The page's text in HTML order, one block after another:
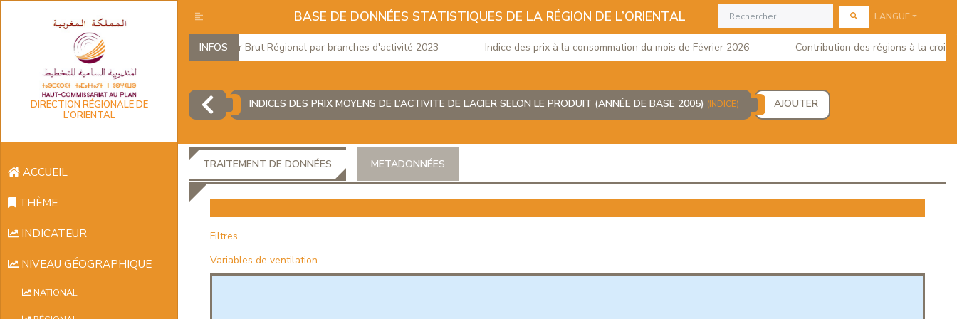
DIRECTION RÉGIONALE DE
L’ORIENTAL
ACCUEIL
THÈME
INDICATEUR
NIVEAU GÉOGRAPHIQUE
NATIONAL
BASE DE DONNÉES STATISTIQUES DE LA RÉGION DE L’ORIENTAL LANGUE
INFOS
Produit Intérieur Brut Régional par branches d'activité 2023 Indice des prix à la consommation du mois de Février 2026 Contribution des régions à la
INDICES DES PRIX MOYENS DE L’ACTIVITE DE L’ACIER SELON LE PRODUIT (ANNÉE DE BASE 2005) (INDICE) AJOUTER
TRAITEMENT DE DONNÉES METADONNÉES
Filtres
Variables de ventilation